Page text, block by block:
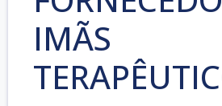
IMÃS